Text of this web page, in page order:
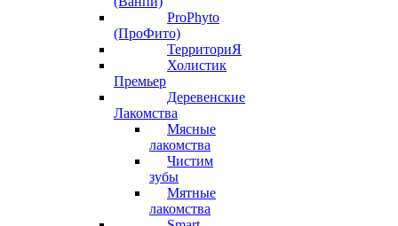
ProPhyto
(ПроФито)
ТерриториЯ
Холистик
Премьер
Деревенские
Лакомства
Мясные
лакомства
Чистим
зубы
Мятные
лакомства